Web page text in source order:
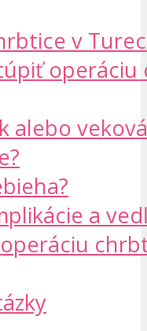
v
operáciu
alebo
a